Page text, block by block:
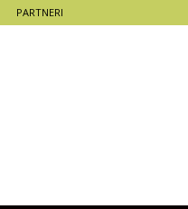
PARTNERI